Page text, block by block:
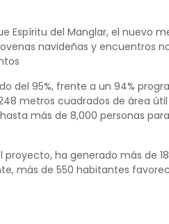
Espíritu del Manglar, el
navideñas y encuentros
95%, frente a un 94%
metros cuadrados de área
más de 8,000 personas
ha generado más de
más de 550 habitantes